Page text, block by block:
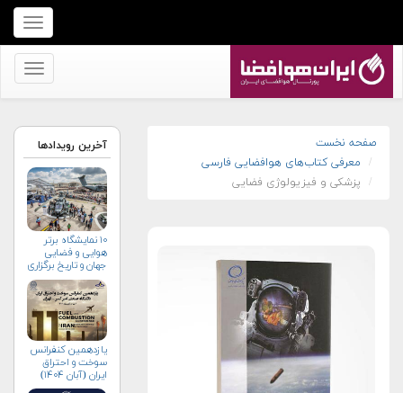
برای
نمایش
منو
برای
کنید
صفحه نخست
معرفی کتاب‌های هوافضایی فارسی
پزشکی و فیزیولوژی فضایی
آخرین رویدادها
۱۰ نمایشگاه برتر
هوایی و فضایی
جهان و تاریخ برگزاری
آن‌ها
یازدهمین کنفرانس
سوخت و احتراق
ایران (آبان‌ ۱۴۰۴)